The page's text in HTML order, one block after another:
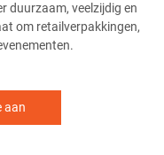
duurzaam, veelzijdig en
om retailverpakkingen,
aan